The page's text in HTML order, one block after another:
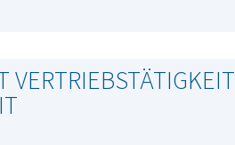
VERTRIEBSTÄTIGKEIT